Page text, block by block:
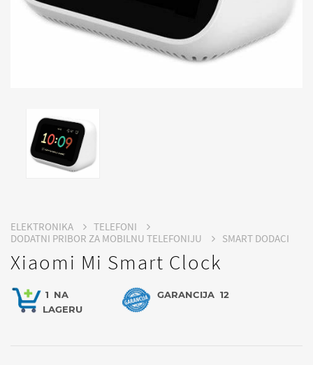
ELEKTRONIKA
TELEFONI
DODATNI PRIBOR ZA MOBILNU TELEFONIJU
SMART DODACI
Xiaomi Mi Smart Clock
1 NA
LAGERU
GARANCIJA 12